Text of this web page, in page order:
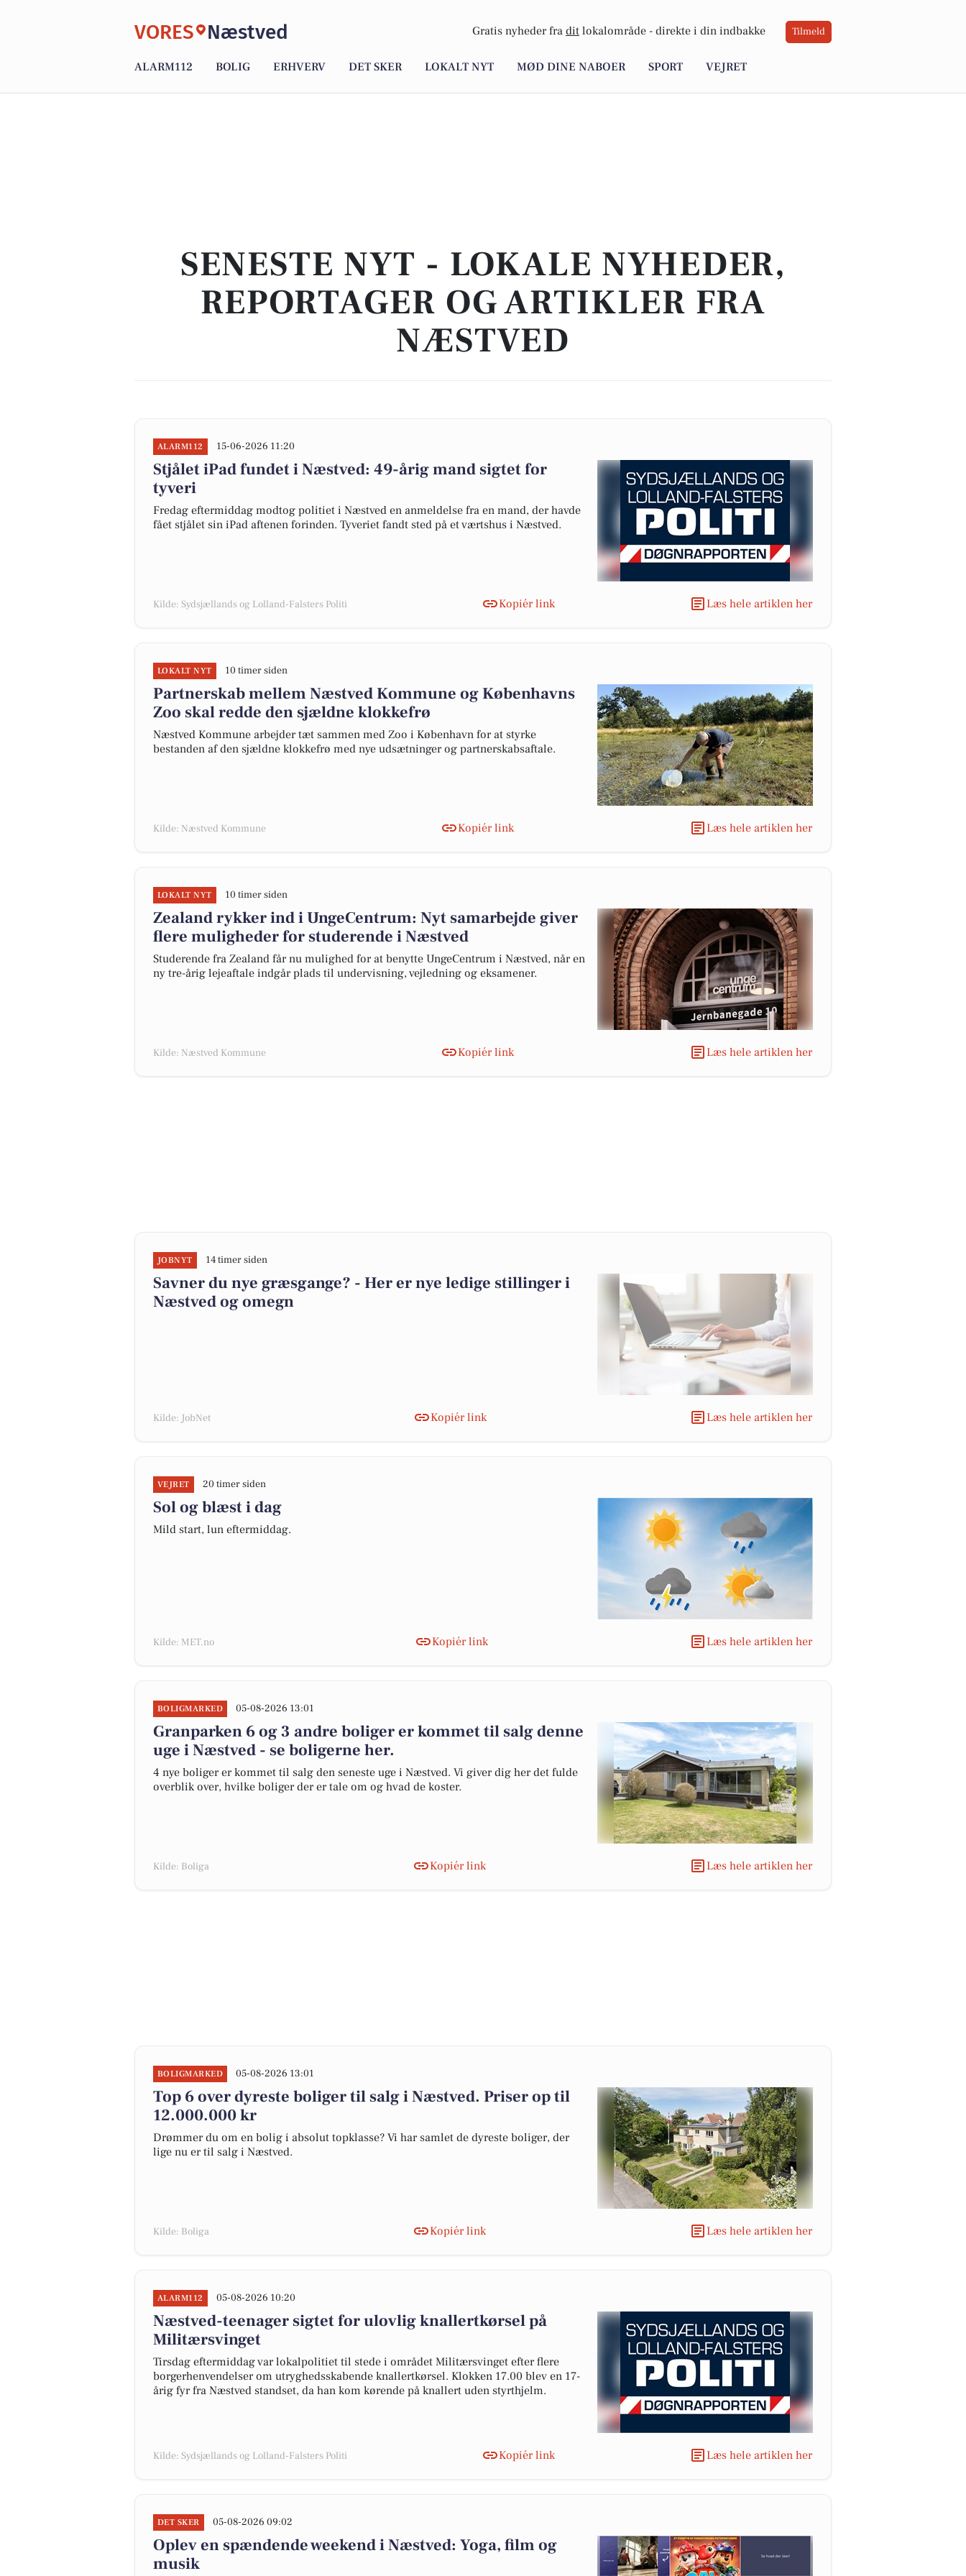
VORES Næstved Gratis nyheder fra dit lokalområde - direkte i din indbakke Tilmeld
ALARM112 BOLIG ERHVERV DET SKER LOKALT NYT MØD DINE NABOER SPORT VEJRET
SENESTE NYT - LOKALE NYHEDER,
REPORTAGER OG ARTIKLER FRA
NÆSTVED
ALARM112 15-06-2026 11:20
Stjålet iPad fundet i Næstved: 49-årig mand sigtet for
tyveri
Fredag eftermiddag modtog politiet i Næstved en anmeldelse fra en mand, der havde
fået stjålet sin iPad aftenen forinden. Tyveriet fandt sted på et værtshus i Næstved.
Kilde: Sydsjællands og Lolland-Falsters Politi Kopiér link Læs hele artiklen her
LOKALT NYT 10 timer siden
Partnerskab mellem Næstved Kommune og Københavns
Zoo skal redde den sjældne klokkefrø
Næstved Kommune arbejder tæt sammen med Zoo i København for at styrke
bestanden af den sjældne klokkefrø med nye udsætninger og partnerskabsaftale.
Kilde: Næstved Kommune Kopiér link Læs hele artiklen her
LOKALT NYT 10 timer siden
Zealand rykker ind i UngeCentrum: Nyt samarbejde giver
flere muligheder for studerende i Næstved
Studerende fra Zealand får nu mulighed for at benytte UngeCentrum i Næstved, når en
ny tre-årig lejeaftale indgår plads til undervisning, vejledning og eksamener.
Kilde: Næstved Kommune Kopiér link Læs hele artiklen her
JOBNYT 14 timer siden
Savner du nye græsgange? - Her er nye ledige stillinger i
Næstved og omegn
Kilde: JobNet Kopiér link Læs hele artiklen her
VEJRET 20 timer siden
Sol og blæst i dag
Mild start, lun eftermiddag.
Kilde: MET.no Kopiér link Læs hele artiklen her
BOLIGMARKED 05-08-2026 13:01
Granparken 6 og 3 andre boliger er kommet til salg denne
uge i Næstved - se boligerne her.
4 nye boliger er kommet til salg den seneste uge i Næstved. Vi giver dig her det fulde
overblik over, hvilke boliger der er tale om og hvad de koster.
Kilde: Boliga Kopiér link Læs hele artiklen her
BOLIGMARKED 05-08-2026 13:01
Top 6 over dyreste boliger til salg i Næstved. Priser op til
12.000.000 kr
Drømmer du om en bolig i absolut topklasse? Vi har samlet de dyreste boliger, der
lige nu er til salg i Næstved.
Kilde: Boliga Kopiér link Læs hele artiklen her
ALARM112 05-08-2026 10:20
Næstved-teenager sigtet for ulovlig knallertkørsel på
Militærsvinget
Tirsdag eftermiddag var lokalpolitiet til stede i området Militærsvinget efter flere
borgerhenvendelser om utryghedsskabende knallertkørsel. Klokken 17.00 blev en 17-
årig fyr fra Næstved standset, da han kom kørende på knallert uden styrthjelm.
Kilde: Sydsjællands og Lolland-Falsters Politi Kopiér link Læs hele artiklen her
DET SKER 05-08-2026 09:02
Oplev en spændende weekend i Næstved: Yoga, film og
musik